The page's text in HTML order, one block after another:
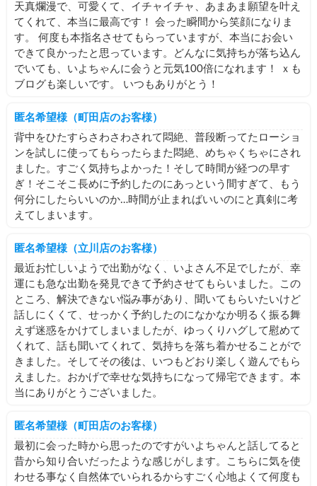
天真爛漫で、可愛くて、イチャイチャ、あまあま願望を叶え
てくれて、本当に最高です！ 会った瞬間から笑顔になりま
す。 何度も本指名させてもらっていますが、本当にお会い
できて良かったと思っています。どんなに気持ちが落ち込ん
でいても、いよちゃんに会うと元気100倍になれます！ ｘも
ブログも楽しいです。 いつもありがとう！
匿名希望様（町田店のお客様）
背中をひたすらさわさわされて悶絶、普段断ってたローショ
ンを試しに使ってもらったらまた悶絶、めちゃくちゃにされ
ました。すごく気持ちよかった！そして時間が経つの早す
ぎ！そこそこ長めに予約したのにあっという間すぎて、もう
何分にしたらいいのか…時間が止まればいいのにと真剣に考
えてしまいます。
匿名希望様（立川店のお客様）
最近お忙しいようで出勤がなく、いよさん不足でしたが、幸
運にも急な出勤を発見できて予約させてもらいました。この
ところ、解決できない悩み事があり、聞いてもらいたいけど
話しにくくて、せっかく予約したのになかなか明るく振る舞
えず迷惑をかけてしまいましたが、ゆっくりハグして慰めて
くれて、話も聞いてくれて、気持ちを落ち着かせることがで
きました。そしてその後は、いつもどおり楽しく遊んでもら
えました。おかげで幸せな気持ちになって帰宅できます。本
当にありがとうございました。
匿名希望様（町田店のお客様）
最初に会った時から思ったのですがいよちゃんと話してると
昔から知り合いだったような感じがします。こちらに気を使
わせる事なく自然体でいられるからすごく心地よくて何度も